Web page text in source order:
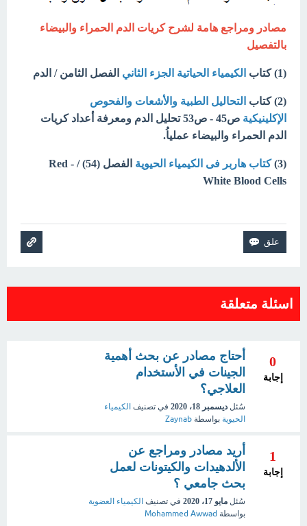
مصادر ومراجع هامة لشرح كريات الدم الحمراء والبيضاء
بالتفصيل
(1) كتاب الكيمياء الحياتية الجزء الثاني الفصل الثامن / الدم
(2) كتاب
التحاليل الطبية والأشعات والفحوص
الإكلينيكية
ص45 - ص53 تحليل الدم ومعرفة أعداد كريات
الدم الحمراء والبيضاء عملياُ.
(3) كتاب هاربر فى الكيمياء الحيوية الفصل (54) /
Red -
White Blood Cells
اسئلة متعلقة
0
إجابة
أحتاج مصادر عن بحث أهمية
الجينات في الأستخدام
العلاجي؟
سُئل ديسمبر 18، 2020 في تصنيف الكيمياء
الحيوية بواسطة Zaynab
1
إجابة
أريد مصادر ومراجع عن
الألدهيدات والكيتونات لعمل
بحث جامعي ؟
سُئل مايو 17، 2020 في تصنيف الكيمياء العضوية
بواسطة Mohammed Awwad